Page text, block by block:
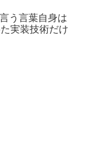
う言葉自身は
実装技術だけ